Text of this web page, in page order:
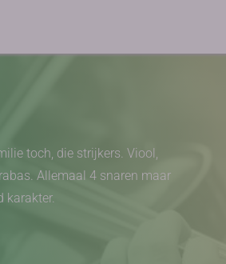
toch, die strijkers. Viool,
Allemaal 4 snaren maar
karakter.